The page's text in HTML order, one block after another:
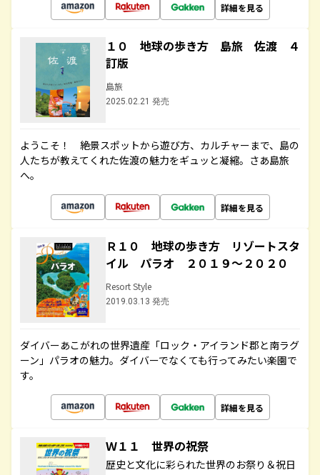
詳細を見る
１０ 地球の歩き方 島旅 佐渡 ４
訂版
島旅
2025.02.21 発売
ようこそ！ 絶景スポットから遊び方、カルチャーまで、島の
人たちが教えてくれた佐渡の魅力をギュッと凝縮。さあ島旅
へ。
詳細を見る
Ｒ１０ 地球の歩き方 リゾートスタ
イル パラオ ２０１９～２０２０
Resort Style
2019.03.13 発売
ダイバーあこがれの世界遺産「ロック・アイランド郡と南ラグ
ーン」パラオの魅力。ダイバーでなくても行ってみたい楽園で
す。
詳細を見る
Ｗ１１ 世界の祝祭
歴史と文化に彩られた世界のお祭り＆祝日